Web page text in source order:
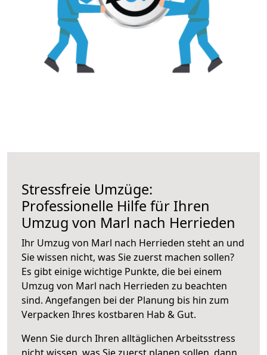
Stressfreie Umzüge:
Professionelle Hilfe für Ihren
Umzug von Marl nach Herrieden
Ihr Umzug von Marl nach Herrieden steht an und
Sie wissen nicht, was Sie zuerst machen sollen?
Es gibt einige wichtige Punkte, die bei einem
Umzug von Marl nach Herrieden zu beachten
sind. Angefangen bei der Planung bis hin zum
Verpacken Ihres kostbaren Hab & Gut.
Wenn Sie durch Ihren alltäglichen Arbeitsstress